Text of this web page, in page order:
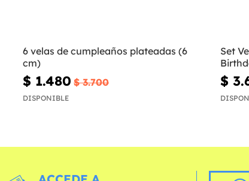
6 velas de cumpleaños plateadas (6
cm)
$ 1.480 $ 3.700
DISPONIBLE
Set
$